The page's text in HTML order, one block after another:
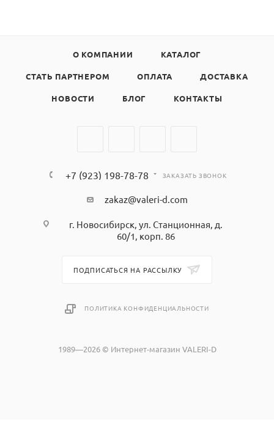
О КОМПАНИИ КАТАЛОГ
СТАТЬ ПАРТНЕРОМ ОПЛАТА ДОСТАВКА
НОВОСТИ БЛОГ КОНТАКТЫ
+7 (923) 198-78-78 ЗАКАЗАТЬ ЗВОНОК
zakaz@valeri-d.com
г. Новосибирск, ул. Станционная, д.
60/1, корп. 86
ПОДПИСАТЬСЯ НА РАССЫЛКУ
ПОЛИТИКА КОНФИДЕНЦИАЛЬНОСТИ
1989—2026 © Интернет-магазин VALERI-D